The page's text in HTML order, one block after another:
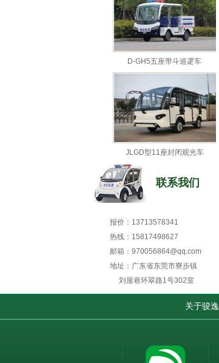
D-GH5五座带斗巡逻车
JLGD型11座封闭观光车
联系我们
报价：13713578341
热线：15817498627
邮箱：970056864@qq.com
地址：广东省东莞市寮步镇
刘屋巷环翠路1号302室
关于骏逸